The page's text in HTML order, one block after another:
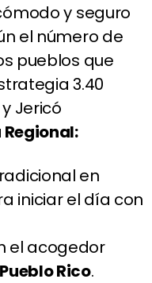
y seguro
el número de
pueblos que
3.40
Jericó
en
iniciar el día con
el acogedor
Pueblo Rico.